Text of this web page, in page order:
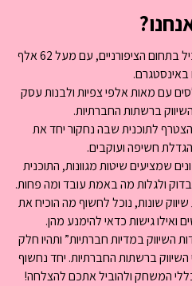
ביוטיקס הוא מוסד ההכשרה המוביל בתחום הציפורניים, עם מעל 62 אלף
באינסטגרם.
עם מאות אלפי צפיות ולבנות עסק
ברשתות החברתיות.
לתוכנית שבה נחקור יחד את
חשיפה ועוקבים.
שמציעים שיטות מגוונות, התוכנית
ולגלות מה באמת עובד ומה פחות.
שונות, נוכל לחשוף מה הוכיח את
ואילו גישות כדאי להימנע מהן.
השיווק במדיות חברתיות” ותהיו חלק
ברשתות החברתיות. יחד נחשוף
המשחק ולהוביל אתכם להצלחה!